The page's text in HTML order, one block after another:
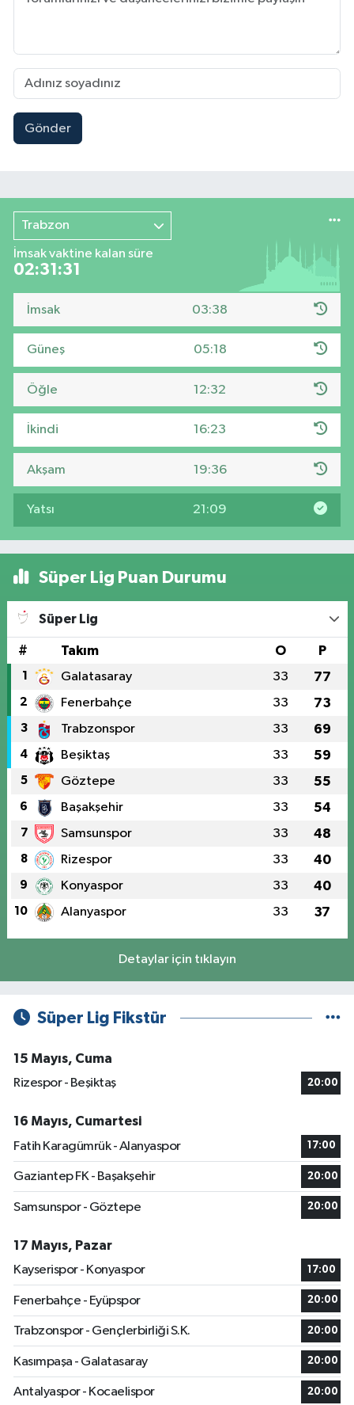
Gönder
Trabzon
İmsak vaktine kalan süre
02:31:30
İmsak 03:38
Güneş 05:18
Öğle 12:32
İkindi 16:23
Akşam 19:36
Yatsı 21:09
Süper Lig Puan Durumu
Süper Lig
# Takım O P
1 Galatasaray 33 77
2 Fenerbahçe 33 73
3 Trabzonspor 33 69
4 Beşiktaş 33 59
5 Göztepe 33 55
6 Başakşehir 33 54
7 Samsunspor 33 48
8 Rizespor 33 40
9 Konyaspor 33 40
10 Alanyaspor 33 37
Detaylar için tıklayın
Süper Lig Fikstür
15 Mayıs, Cuma
Rizespor - Beşiktaş
20:00
16 Mayıs, Cumartesi
Fatih Karagümrük - Alanyaspor
17:00
Gaziantep FK - Başakşehir 20:00
Samsunspor - Göztepe 20:00
17 Mayıs, Pazar
Kayserispor - Konyaspor
17:00
Fenerbahçe - Eyüpspor 20:00
Trabzonspor - Gençlerbirliği S.K. 20:00
Kasımpaşa - Galatasaray 20:00
Antalyaspor - Kocaelispor 20:00